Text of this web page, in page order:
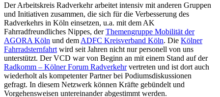
Der Arbeitskreis Radverkehr arbeitet intensiv mit anderen Gruppen
und Initiativen zusammen, die sich für die Verbesserung des
Radverkehrs in Köln einsetzen, u.a. mit dem AK
Fahrradfreundliches Nippes, derThemengruppe Mobilität der
AGORA Köln und dem ADFC Kreisverband Köln. Die Kölner
Fahrradsternfahrt wird seit Jahren nicht nur personell von uns
unterstützt. Der VCD war von Beginn an mit einem Stand auf der
Radkomm – Kölner Forum Radverkehrvertreten und ist dort auch
wiederholt als kompetenter Partner bei Podiumsdiskussionen
gefragt. In diesem Netzwerk können Kräfte gebündelt und
Vorgehensweisen untereinander abgestimmt werden.